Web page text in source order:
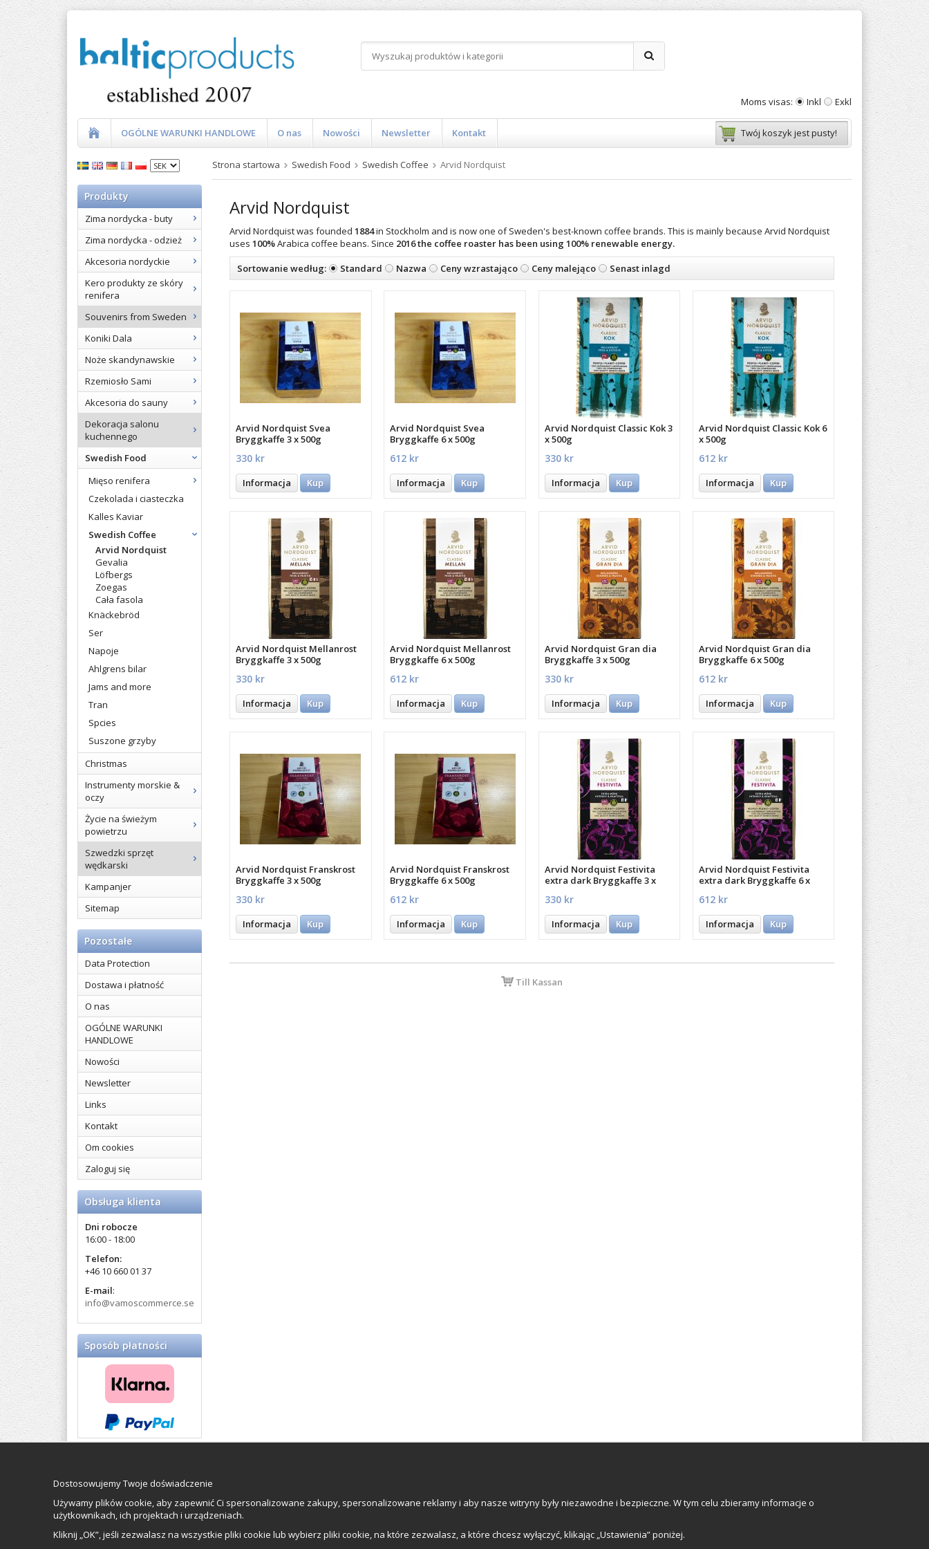
Moms visas: Inkl Exkl
OGÓLNE WARUNKI HANDLOWE O nas Nowości Newsletter Kontakt Twój koszyk jest pusty!
Produkty
Zima nordycka - buty
Zima nordycka - odzież
Akcesoria nordyckie
Kero produkty ze skóry
renifera
Souvenirs from Sweden
Koniki Dala
Noże skandynawskie
Rzemiosło Sami
Akcesoria do sauny
Dekoracja salonu
kuchennego
Swedish Food
Mięso renifera
Czekolada i ciasteczka
Kalles Kaviar
Swedish Coffee
Arvid Nordquist
Gevalia
Löfbergs
Zoegas
Cała fasola
Knäckebröd
Ser
Napoje
Ahlgrens bilar
Jams and more
Tran
Spcies
Suszone grzyby
Christmas
Instrumenty morskie &
oczy
Życie na świeżym
powietrzu
Szwedzki sprzęt
wędkarski
Kampanjer
Sitemap
Pozostałe
Data Protection
Dostawa i płatność
O nas
OGÓLNE WARUNKI
HANDLOWE
Nowości
Newsletter
Links
Kontakt
Om cookies
Zaloguj się
Obsługa klienta
Dni robocze
16:00 - 18:00
Telefon:
+46 10 660 01 37
E-mail:
info@vamoscommerce.se
Sposób płatności
Strona startowa Swedish Food Swedish Coffee Arvid Nordquist
Arvid Nordquist
Arvid Nordquist was founded 1884in Stockholm and is now one of Sweden's best-known coffee brands. This is mainly because Arvid Nordquist
uses 100%Arabica coffee beans. Since 2016the coffee roaster has been using 100% renewable energy.
Sortowanie według:
Standard Nazwa Ceny wzrastająco Ceny malejąco Senast inlagd
Arvid Nordquist Svea
Bryggkaffe 3 x 500g
330 kr
Informacja Kup
Arvid Nordquist Svea
Bryggkaffe 6 x 500g
612 kr
Informacja Kup
Arvid Nordquist Classic Kok 3
x 500g
330 kr
Informacja Kup
Arvid Nordquist Classic Kok 6
x 500g
612 kr
Informacja Kup
Arvid Nordquist Mellanrost
Bryggkaffe 3 x 500g
330 kr
Informacja Kup
Arvid Nordquist Mellanrost
Bryggkaffe 6 x 500g
612 kr
Informacja Kup
Arvid Nordquist Gran dia
Bryggkaffe 3 x 500g
330 kr
Informacja Kup
Arvid Nordquist Gran dia
Bryggkaffe 6 x 500g
612 kr
Informacja Kup
Arvid Nordquist Franskrost
Bryggkaffe 3 x 500g
330 kr
Informacja Kup
Arvid Nordquist Franskrost
Bryggkaffe 6 x 500g
612 kr
Informacja Kup
Arvid Nordquist Festivita
extra dark Bryggkaffe 3 x
330 kr
Informacja Kup
Arvid Nordquist Festivita
extra dark Bryggkaffe 6 x
612 kr
Informacja Kup
Till Kassan
Northern European online
Orkestervägen 1, 224 72 Lund, Szwecja
Organisationsnummer: 559502-0453
Dostosowujemy Twoje doświadczenie
Używamy plików cookie, aby zapewnić Ci spersonalizowane zakupy, spersonalizowane reklamy i aby nasze witryny były niezawodne i bezpieczne. W tym celu zbieramy informacje o
użytkownikach, ich projektach i urządzeniach.
Kliknij „OK”, jeśli zezwalasz na wszystkie pliki cookie lub wybierz pliki cookie, na które zezwalasz, a które chcesz wyłączyć, klikając „Ustawienia” poniżej.